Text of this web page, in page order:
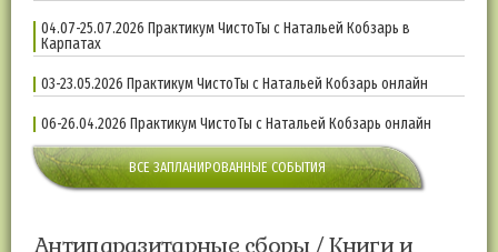
04.07-25.07.2026 Практикум ЧистоТы с Натальей Кобзарь в
Карпатах
03-23.05.2026 Практикум ЧистоТы с Натальей Кобзарь онлайн
06-26.04.2026 Практикум ЧистоТы с Натальей Кобзарь онлайн
ВСЕ ЗАПЛАНИРОВАННЫЕ СОБЫТИЯ
Антипаразитарные сборы / Книги и